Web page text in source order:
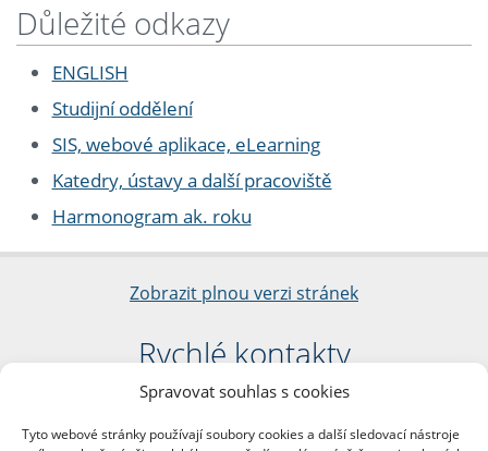
Spravovat souhlas s cookies
Tyto webové stránky používají soubory cookies a další sledovací nástroje
Důležité odkazy
ENGLISH
Studijní oddělení
SIS, webové aplikace, eLearning
Katedry, ústavy a další pracoviště
Harmonogram ak. roku
Zobrazit plnou verzi stránek
Rychlé kontakty
Filozofická fakulta
nám. Jana Palacha 1/2